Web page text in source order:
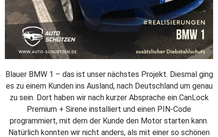
Blauer BMW 1 – das ist unser nächstes Projekt. Diesmal ging
es zu einem Kunden ins Ausland, nach Deutschland um genau
zu sein. Dort haben wir nach kurzer Absprache ein CanLock
Premium + Sirene installiert und einen PIN-Code
programmiert, mit dem der Kunde den Motor starten kann.
Natürlich konnten wir nicht anders, als mit einer so schönen